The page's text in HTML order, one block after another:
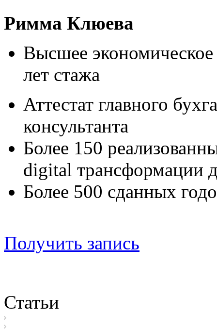
Римма Клюева
Высшее экономическое
лет стажа
Аттестат главного
консультанта
Более 150
digital трансформации
Более 500 сданных
Получить запись
Статьи